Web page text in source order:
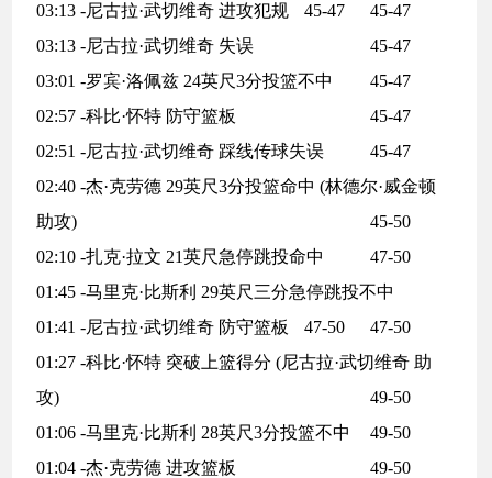
45-47
03:13 -尼古拉·武切维奇 进攻犯规
45-47
03:13 -尼古拉·武切维奇 失误
45-47
03:01 -罗宾·洛佩兹 24英尺3分投篮不中
45-47
02:57 -科比·怀特 防守篮板
45-47
02:51 -尼古拉·武切维奇 踩线传球失误
45-47
02:40 -杰·克劳德 29英尺3分投篮命中 (林德尔·威金顿
助攻)
45-50
02:10 -扎克·拉文 21英尺急停跳投命中
47-50
01:45 -马里克·比斯利 29英尺三分急停跳投不中
47-50
01:41 -尼古拉·武切维奇 防守篮板
47-50
01:27 -科比·怀特 突破上篮得分 (尼古拉·武切维奇 助
攻)
49-50
01:06 -马里克·比斯利 28英尺3分投篮不中
49-50
01:04 -杰·克劳德 进攻篮板
49-50